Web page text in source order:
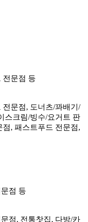
전문점 등
문점, 도너츠/꽈배기/
스크림/빙수/요거트 판
, 패스트푸드 전문점,
점 등
점, 전통찻집, 다방/카